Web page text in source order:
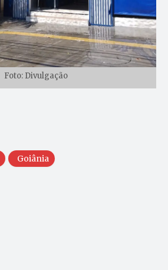
Foto: Divulgação
Goiânia